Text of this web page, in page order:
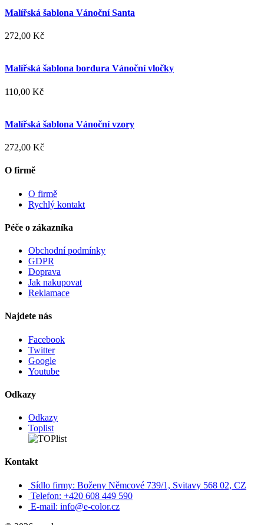
Malířská šablona Vánoční Santa
272,00 Kč
Malířská šablona bordura Vánoční vločky
110,00 Kč
Malířská šablona Vánoční vzory
272,00 Kč
O firmě
O firmě
Rychlý kontakt
Péče o zákazníka
Obchodní podmínky
GDPR
Doprava
Jak nakupovat
Reklamace
Najdete nás
Facebook
Twitter
Google
Youtube
Odkazy
Odkazy
Toplist
Kontakt
Sídlo firmy: Boženy Němcové 739/1, Svitavy 568 02, CZ
Telefon: +420 608 449 590
E-mail: info@e-color.cz